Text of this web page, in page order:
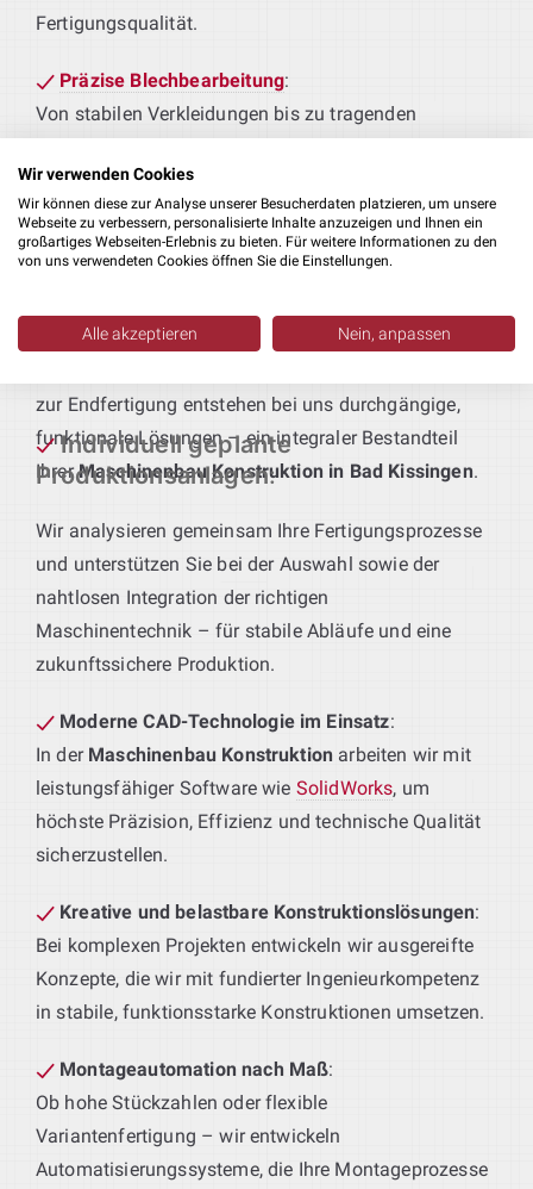
Fertigungsqualität.
Präzise Blechbearbeitung:
Von stabilen Verkleidungen bis zu tragenden
passgenau an Ihre Fertigungsabläufe und
Qualitätsstandards angepasst sind.
Technik für maßgeschneiderte
Sie geben das Produkt vor – wir liefern die passende
zur Endfertigung entstehen bei uns durchgängige,
funktionale Lösungen – ein integraler Bestandteil
IhrerMaschinenbau Konstruktion in Bad Kissingen.
Individuell geplante
Produktionsanlagen:
Wir analysieren gemeinsam Ihre Fertigungsprozesse
und unterstützen Sie bei der Auswahl sowie der
nahtlosen Integration der richtigen
Maschinentechnik – für stabile Abläufe und eine
zukunftssichere Produktion.
Moderne CAD-Technologie im Einsatz:
In der Maschinenbau Konstruktion arbeiten wir mit
leistungsfähiger Software wie SolidWorks, um
höchste Präzision, Effizienz und technische Qualität
sicherzustellen.
Kreative und belastbare Konstruktionslösungen:
Bei komplexen Projekten entwickeln wir ausgereifte
Konzepte, die wir mit fundierter Ingenieurkompetenz
in stabile, funktionsstarke Konstruktionen umsetzen.
Montageautomation nach Maß:
Ob hohe Stückzahlen oder flexible
Variantenfertigung – wir entwickeln
Automatisierungssysteme, die Ihre Montageprozesse
Wir verwenden Cookies
Wir können diese zur Analyse unserer Besucherdaten platzieren, um unsere
Webseite zu verbessern, personalisierte Inhalte anzuzeigen und Ihnen ein
großartiges Webseiten-Erlebnis zu bieten. Für weitere Informationen zu den
von uns verwendeten Cookies öffnen Sie die Einstellungen.
Alle akzeptieren Nein, anpassen